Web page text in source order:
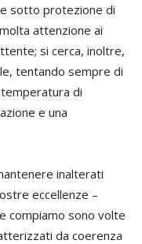
sotto protezione di
attenzione ai
si cerca, inoltre,
tentando sempre di
di
e una
inalterati
eccellenze –
compiamo sono volte
da coerenza